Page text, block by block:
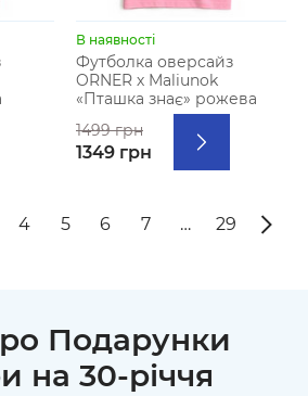
В наявності
Футболка оверсайз
ORNER х Maliunok
«Пташка знає» рожева
1499 грн
1349 грн
4 5 6 7 … 29
Подарунки
на 30-річчя